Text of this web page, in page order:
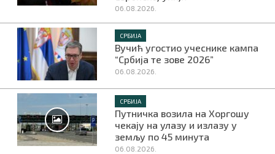
06.08.2026.
СРБИЈА
Вучић угостио учеснике кампа
“Србија те зове 2026”
06.08.2026.
СРБИЈА
Путничка возила на Хоргошу
чекају на улазу и излазу у
земљу по 45 минута
06.08.2026.